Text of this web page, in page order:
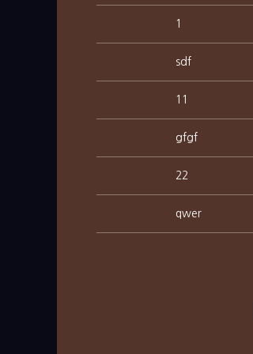
1
sdf
11
gfgf
22
qwer